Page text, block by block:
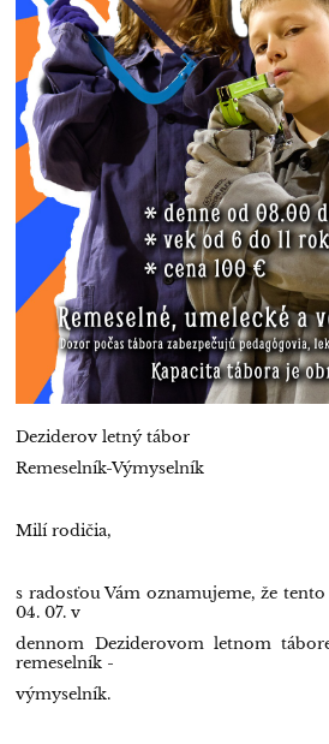
Deziderov letný tábor
Remeselník-Výmyselník
Milí rodičia,
s radosťou Vám oznamujeme, že
04. 07. v
dennom Deziderovom letnom
remeselník -
výmyselník.